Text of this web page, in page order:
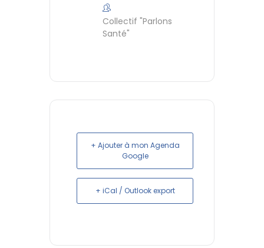
Collectif "Parlons
Santé"
+ Ajouter à mon Agenda
Google
+ iCal / Outlook export